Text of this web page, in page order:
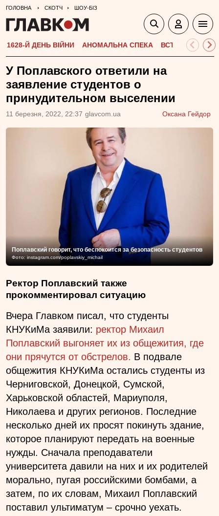
ГОЛОВНА СКОТЧ ШОУ-БІЗ
1628-Й ДЕНЬ ВІЙНИ АНОМАЛЬНА СПЕКА ВСТУПНА
У Поплавского ответили на
заявление студентов о
принудительном выселении
11 березня, 2022, 22:37 glavcom.ua Оксана Гейдор
Поплавский говорит, что беспокоится за безопасность студентов
Фото: instagram.com/poplavskiy_michail
Ректор Поплавский также
прокомментировал ситуацию
Вчера Главком писал, что студенты
КНУКиМа заявили: ректор Михаил
Поплавский выгоняет их из общежития, где
они прячутся от обстрелов. В подвале
общежития КНУКиМа остались студенты из
Черниговской, Донецкой, Сумской,
Харьковской областей, Мариуполя,
Николаева и других регионов. Последние
несколько дней их просят покинуть здание,
которое планируют передать на военные
нужды. Сначала преподаватели
университета давили на них и их родителей
морально, пугая российскими бомбами, а
затем, по их словам, Михаил Поплавский
поставил ультиматум – срочно уехать.